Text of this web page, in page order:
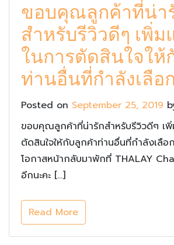
ขอบคุณลูกค้าที่น่า
สำหรับรีวิวดีๆ เพิ่ม
ในการตัดสินใจให้
ท่านอื่นที่กำลังเลือ
Posted on September 25, 2019
ขอบคุณลูกค้าที่น่ารักสำหรับรีวิวดีๆ เพิ่
ตัดสินใจให้กับลูกค้าท่านอื่นที่กำลังเลือ
โอกาสหน้ากลับมาพักที่ THALAY
อีกนะคะ […]
Read More